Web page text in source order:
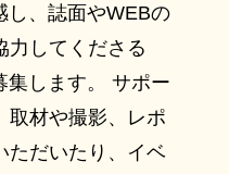
し、誌面やWEBの
力してくださる
集します。 サポー
取材や撮影、レポ
ただいたり、イベ